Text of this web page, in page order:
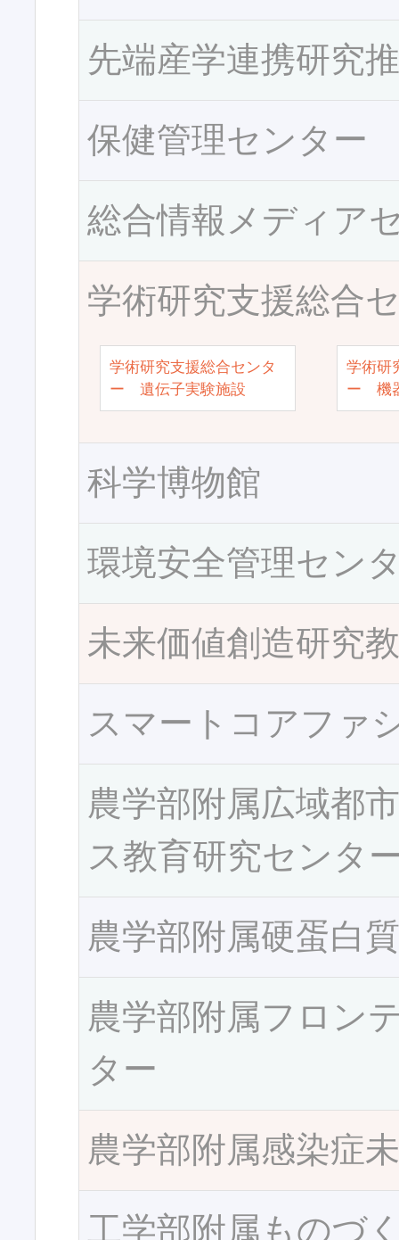
先端産学連携研究
保健管理センター
総合情報メディア
学術研究支援総合
学術研究支援総合センタ
ー 遺伝子実験施設
学術研
ー 機
科学博物館
環境安全管理セン
未来価値創造研究
スマートコアファ
農学部附属広域都
ス教育研究センタ
農学部附属硬蛋白
農学部附属フロン
ター
農学部附属感染症
工学部附属ものづ